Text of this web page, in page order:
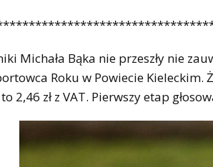
Michała Bąka nie przeszły nie
Roku w Powiecie Kieleckim.
2,46 zł z VAT. Pierwszy etap